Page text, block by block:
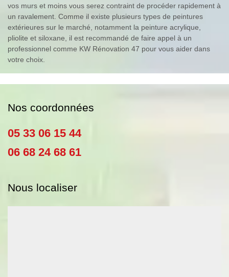
vos murs et moins vous serez contraint de procéder rapidement à
un ravalement. Comme il existe plusieurs types de peintures
extérieures sur le marché, notamment la peinture acrylique,
pliolite et siloxane, il est recommandé de faire appel à un
professionnel comme KW Rénovation 47 pour vous aider dans
votre choix.
Nos coordonnées
05 33 06 15 44
06 68 24 68 61
Nous localiser